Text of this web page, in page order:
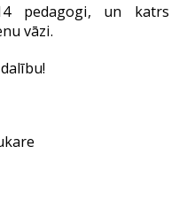
pedagogi, un katrs
vāzi.